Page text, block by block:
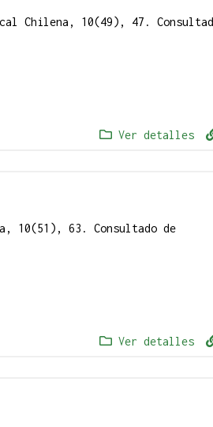
Chilena, 10(49), 47.
Ver detalles
10(51), 63. Consultado de
Ver detalles